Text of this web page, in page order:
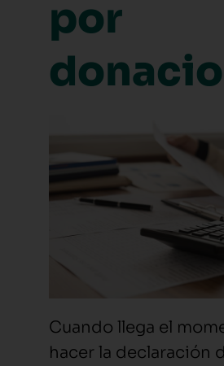
por
Cuando llega el
hacer la declaración